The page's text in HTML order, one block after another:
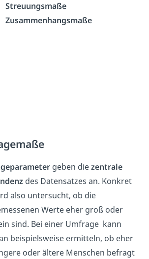
Streuungsmaße
Zusammenhangsmaße
geben diezentrale
des Datensatzes an. Konkret
also untersucht, ob die
Werte eher groß oder
sind. Bei einer Umfrage kann
beispielsweise ermitteln, ob eher
oder ältere Menschen befragt